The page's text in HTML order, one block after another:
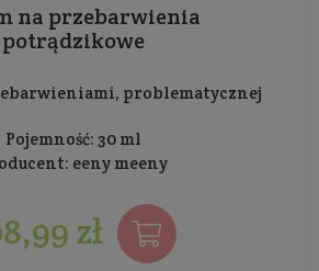
na przebarwienia
potrądzikowe
problematycznej
Pojemność: 30 ml
eeny meeny
zł